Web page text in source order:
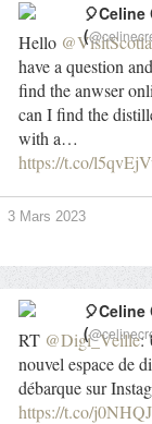
Hello
have a question
find the anwser
can I find the
with a…
https://t.co/
🎈Celine
(
3 Mars 2023
RT @Digi_Veille:
nouvel espace de
débarque sur
https://t.co/
🎈Celine
(